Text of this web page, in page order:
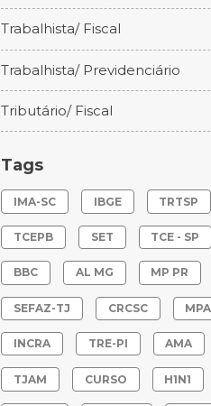
Trabalhista/ Fiscal
Trabalhista/ Previdenciário
Tributário/ Fiscal
Tags
IMA-SC IBGE TRTSP
TCEPB SET TCE - SP
BBC AL MG MP PR
SEFAZ-TJ CRCSC
INCRA TRE-PI AMA
TJAM CURSO H1N1